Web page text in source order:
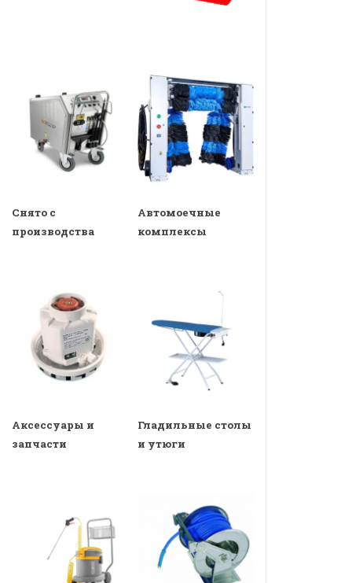
Снято с
производства
Автомоечные
комплексы
Аксессуары и
запчасти
Гладильные столы
и утюги